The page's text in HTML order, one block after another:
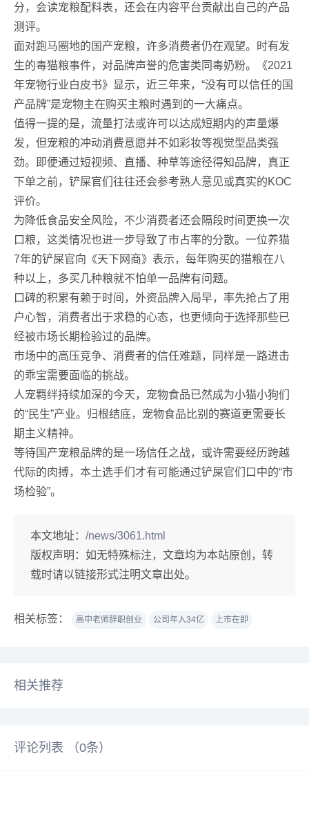
分，会读宠粮配料表，还会在内容平台贡献出自己的产品
测评。
面对跑马圈地的国产宠粮，许多消费者仍在观望。时有发
生的毒猫粮事件，对品牌声誉的危害类同毒奶粉。《2021
年宠物行业白皮书》显示，近三年来，“没有可以信任的国
产品牌”是宠物主在购买主粮时遇到的一大痛点。
值得一提的是，流量打法或许可以达成短期内的声量爆
发，但宠粮的冲动消费意愿并不如彩妆等视觉型品类强
劲。即便通过短视频、直播、种草等途径得知品牌，真正
下单之前，铲屎官们往往还会参考熟人意见或真实的KOC
评价。
为降低食品安全风险，不少消费者还会隔段时间更换一次
口粮，这类情况也进一步导致了市占率的分散。一位养猫
7年的铲屎官向《天下网商》表示，每年购买的猫粮在八
种以上，多买几种粮就不怕单一品牌有问题。
口碑的积累有赖于时间，外资品牌入局早，率先抢占了用
户心智，消费者出于求稳的心态，也更倾向于选择那些已
经被市场长期检验过的品牌。
市场中的高压竞争、消费者的信任难题，同样是一路进击
的乖宝需要面临的挑战。
人宠羁绊持续加深的今天，宠物食品已然成为小猫小狗们
的“民生”产业。归根结底，宠物食品比别的赛道更需要长
期主义精神。
等待国产宠粮品牌的是一场信任之战，或许需要经历跨越
代际的肉搏，本土选手们才有可能通过铲屎官们口中的“市
场检验”。
本文地址： /news/3061.html
版权声明： 如无特殊标注，文章均为本站原创，转
载时请以链接形式注明文章出处。
相关标签： 高中老师辞职创业 公司年入34亿 上市在即
相关推荐
评论列表 （0条）